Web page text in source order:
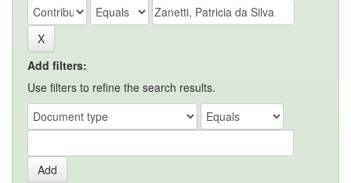
Add filters:
Use filters to refine the search results.